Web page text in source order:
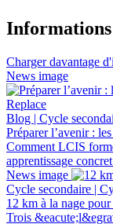
Informations
Charger davantage
News image
Blog | Cycle
Préparer l’avenir :
Comment LCIS
apprentissage
News image
Cycle secondaire |
12 km à la nage pour
Trois